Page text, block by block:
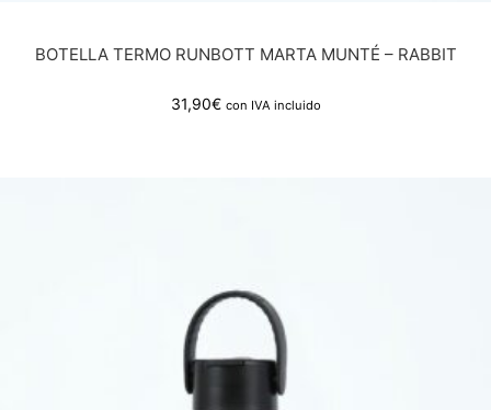
BOTELLA TERMO RUNBOTT MARTA MUNTÉ – RABBIT
31,90€ con IVA incluido